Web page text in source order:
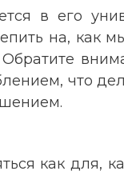
в его
на, как
что
.
как для,